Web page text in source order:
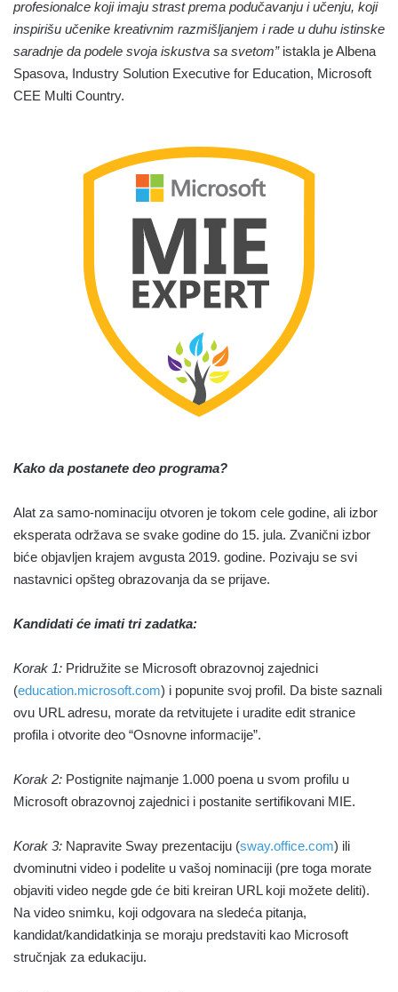
profesionalce koji imaju strast prema podučavanju i učenju, koji
inspirišu učenike kreativnim razmišljanjem i rade u duhu istinske
saradnje da podele svoja iskustva sa svetom”istakla je Albena
Spasova, Industry Solution Executive for Education, Microsoft
CEE Multi Country.
Kako da postanete deo programa?
Alat za samo-nominaciju otvoren je tokom cele godine, ali izbor
eksperata održava se svake godine do 15. jula. Zvanični izbor
biće objavljen krajem avgusta 2019. godine. Pozivaju se svi
nastavnici opšteg obrazovanja da se prijave.
Kandidati će imati tri zadatka:
Korak 1: Pridružite se Microsoft obrazovnoj zajednici
(education.microsoft.com) i popunite svoj profil. Da biste saznali
ovu URL adresu, morate da retvitujete i uradite edit stranice
profila i otvorite deo “Osnovne informacije”.
Korak 2: Postignite najmanje 1.000 poena u svom profilu u
Microsoft obrazovnoj zajednici i postanite sertifikovani MIE.
Korak 3: Napravite Sway prezentaciju (sway.office.com) ili
dvominutni video i podelite u vašoj nominaciji (pre toga morate
objaviti video negde gde će biti kreiran URL koji možete deliti).
Na video snimku, koji odgovara na sledeća pitanja,
kandidat/kandidatkinja se moraju predstaviti kao Microsoft
stručnjak za edukaciju.